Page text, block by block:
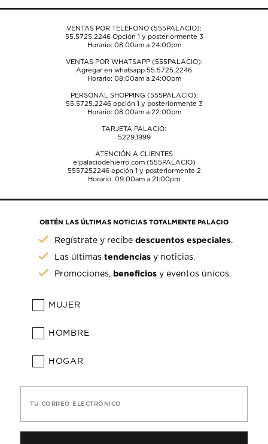
de
de
de
de
de
VENTAS POR TELÉFONO (555PALACIO):
55.5725.2246Opción 1 y posteriormente 3
Horario: 08:00am a 24:00pm
VENTAS POR WHATSAPP (555PALACIO):
Agregar en whatsapp 55.5725.2246
Horario: 08:00am a 24:00pm
PERSONAL SHOPPING (555PALACIO):
55.5725.2246opción 1 y posteriormente 3
Horario: 08:00am a 22:00pm
TARJETA PALACIO:
5229.1999
ATENCIÓN A CLIENTES
elpalaciodehierro.com (555PALACIO)
5557252246opción 1 y posteriormente 2
Horario: 09:00am a 21:00pm
OBTÉN LAS ÚLTIMAS NOTICIAS TOTALMENTE PALACIO
Regístrate y recibedescuentos especiales.
Las últimastendencias y noticias.
Promociones, beneficios y eventos únicos.
MUJER
HOMBRE
HOGAR
TU CORREO ELECTRÓNICO